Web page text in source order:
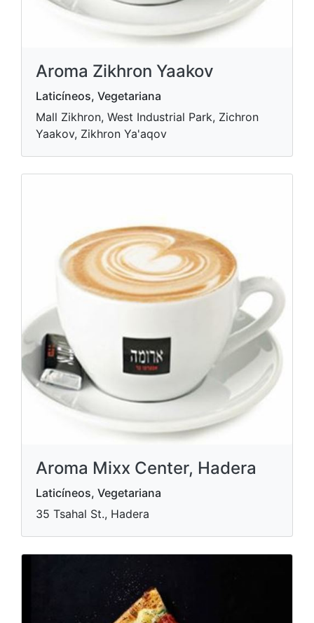
Aroma Zikhron Yaakov
Laticíneos, Vegetariana
Mall Zikhron, West Industrial Park, Zichron
Yaakov, Zikhron Ya'aqov
Aroma Mixx Center, Hadera
Laticíneos, Vegetariana
35 Tsahal St., Hadera